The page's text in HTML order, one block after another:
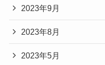
2023年9月
2023年8月
2023年5月